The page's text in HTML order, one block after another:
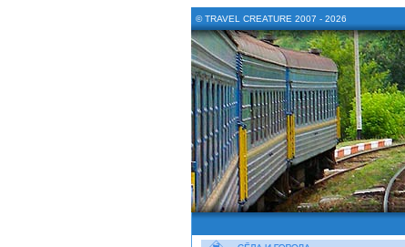
© TRAVEL CREATURE 2007 - 2026